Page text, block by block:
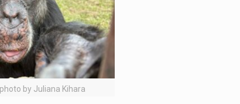
by Juliana Kihara